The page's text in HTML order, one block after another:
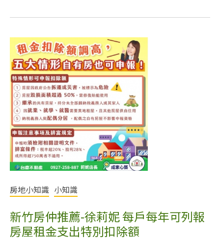
房地小知識 小知識
新竹房仲推薦-徐莉妮 每戶每年可列報
房屋租金支出特別扣除額